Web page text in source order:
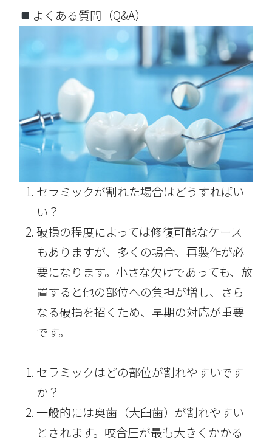
よくある質問（Q&A）
セラミックが割れた場合はどうすればい
い？
破損の程度によっては修復可能なケース
もありますが、多くの場合、再製作が必
要になります。小さな欠けであっても、放
置すると他の部位への負担が増し、さら
なる破損を招くため、早期の対応が重要
です。
セラミックはどの部位が割れやすいです
か？
一般的には奥歯（大臼歯）が割れやすい
とされます。咬合圧が最も大きくかかる